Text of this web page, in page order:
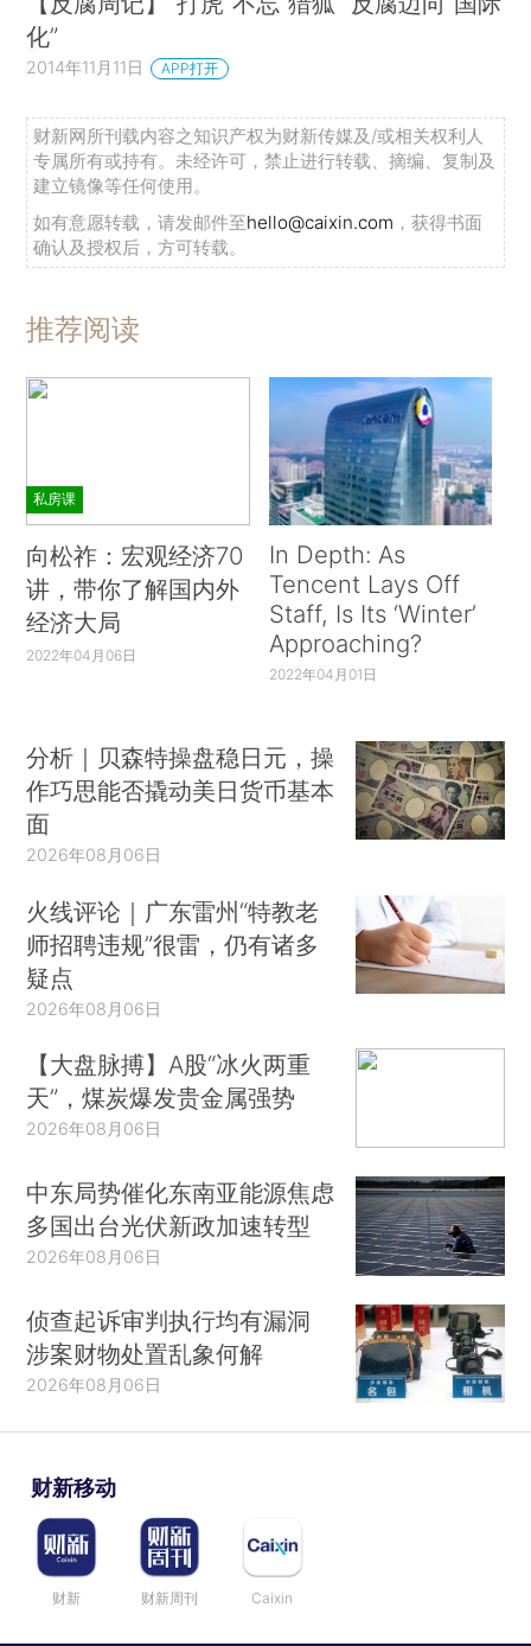
化”
2014年11月11日 APP打开
财新网所刊载内容之知识产权为财新传媒及/或相关权利人
专属所有或持有。未经许可，禁止进行转载、摘编、复制及
建立镜像等任何使用。
如有意愿转载，请发邮件至hello@caixin.com ，获得书面
确认及授权后，方可转载。
推荐阅读
私房课
向松祚：宏观经济70
讲，带你了解国内外
经济大局
2022年04月06日
In Depth: As
Tencent Lays Off
Staff, Is Its ‘Winter’
Approaching?
2022年04月01日
分析｜贝森特操盘稳日元，操
作巧思能否撬动美日货币基本
面
2026年08月06日
火线评论｜广东雷州“特教老
师招聘违规”很雷，仍有诸多
疑点
2026年08月06日
【大盘脉搏】A股“冰火两重
天”，煤炭爆发贵金属强势
2026年08月06日
中东局势催化东南亚能源焦虑
多国出台光伏新政加速转型
2026年08月06日
侦查起诉审判执行均有漏洞
涉案财物处置乱象何解
2026年08月06日
财新移动
财新 财新周刊 Caixin